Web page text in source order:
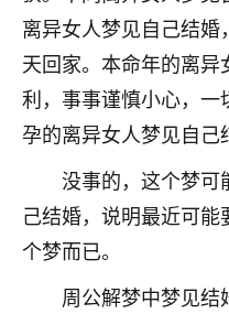
离异女人梦见自己结
天回家。本命年的离
利，事事谨慎小心，
孕的离异女人梦见自己
没事的，这个梦可
己结婚，说明最近可
个梦而已。
周公解梦中梦见结
金白水清
我也想找老师看看
鹿森：慧来老师
1天前 来自江西
青春168
我也想要，我也想
2天前 来自山西
Jessica李